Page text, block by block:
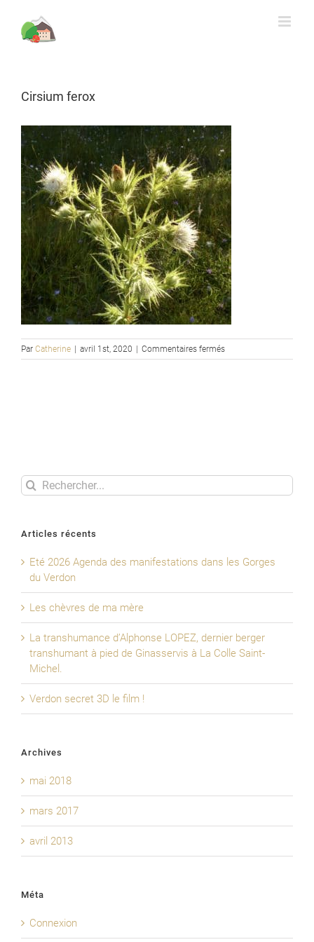
content
Cirsium ferox
Par Catherine avril 1st, 2020 Commentaires ferméssur
Cirsium
Rechercher
Articles récents
Eté 2026 Agenda des manifestations dans les Gorges
du Verdon
Les chèvres de ma mère
La transhumance d’Alphonse LOPEZ, dernier berger
transhumant à pied de Ginasservis à La Colle Saint-
Michel.
Verdon secret 3D le film !
Archives
mai 2018
mars 2017
avril 2013
Méta
Connexion